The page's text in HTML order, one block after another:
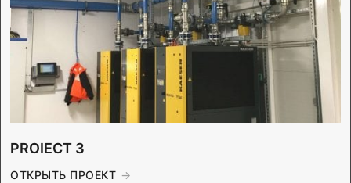
PROIECT 3
ОТКРЫТЬ ПРОЕКТ